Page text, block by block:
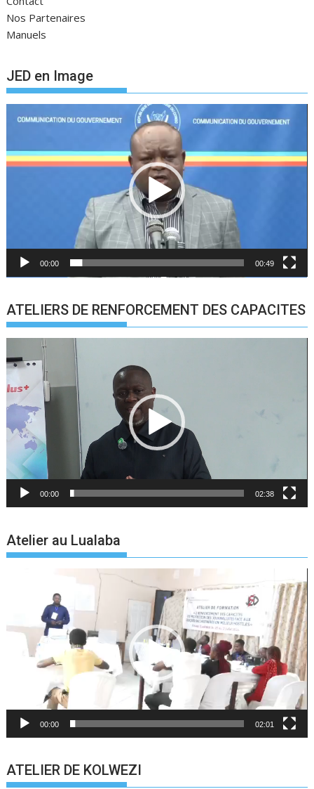
Nos Partenaires
Manuels
JED en Image
00:00 00:49
ATELIERS DE RENFORCEMENT DES CAPACITES
Lecteur
vidéo
00:00 02:38
Atelier au Lualaba
00:00 02:01
ATELIER DE KOLWEZI